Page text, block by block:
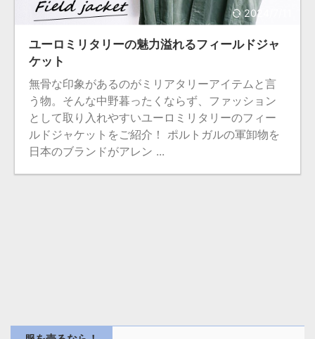
2024/7/11
ユーロミリタリーの魅力溢れるフィールドジャ
ケット
無骨な印象があるのがミリアタリーアイテムと言
う物。そんな中野暮ったくならず、ファッション
として取り入れやすいユーロミリタリーのフィー
ルドジャケットをご紹介！ ポルトガルの軍卸物を
日本のブランドがアレン ...